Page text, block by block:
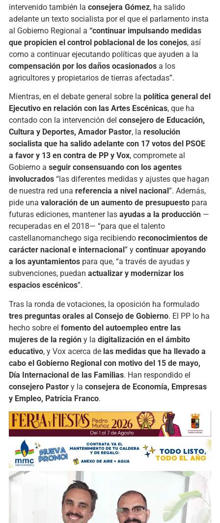
intervenido también la consejera Gómez, ha salido
adelante un texto socialista porel que el parlamento insta
al Gobierno Regional a “continuar impulsando medidas
que propicien el control poblacional de los conejos, así
como a continuarejecutando políticas que ayuden a la
compensación por los daños ocasionados a los
agricultores y propietarios de tierras afectadas”.
Mientras, en el debate general sobre la política general del
Ejecutivo en relación con las Artes Escénicas, que ha
contado con la intervención del consejero de Educación,
Cultura y Deportes, Amador Pastor, la resolución
socialista que ha salido adelante con 17 votos del PSOE
a favor y 13 en contra de PP y Vox, compromete al
Gobierno a seguir consensuando con los agentes
involucrados“las diferentes medidas y ajustes que hagan
de nuestra red una referencia a nivel nacional ”. Además,
pide una valoración de un aumento de presupuesto para
futuras ediciones, mantener las ayudas a la producción—
recuperadas en el 2018— “para que el talento
castellanomanchego siga recibiendo reconocimientos de
carácter nacional e internacional ” y continuar apoyando
a los ayuntamientos para que, “a través de ayudas y
subvenciones, puedan actualizar y modernizar los
espacios escénicos”.
Tras la ronda de votaciones, la oposición ha formulado
tres preguntas orales al Consejo de Gobierno. El PP lo ha
hecho sobre el fomento del autoempleo entre las
mujeres de la región y la digitalización en el ámbito
educativo, y Vox acerca de las medidas que ha llevado a
cabo el Gobierno Regional con motivo del 15 de mayo,
Día Internacional de las Familias. Han respondido el
consejero Pastor y la consejera de Economía, Empresas
y Empleo, Patricia Franco.